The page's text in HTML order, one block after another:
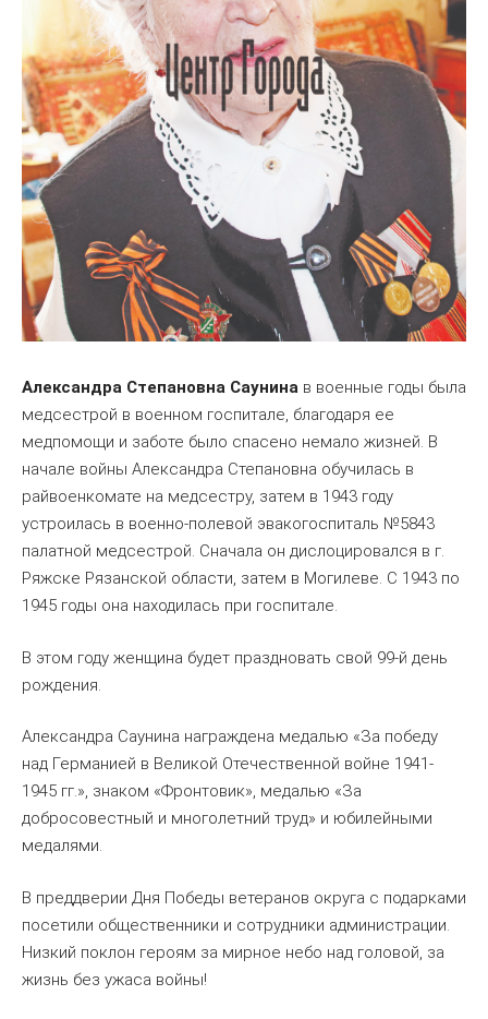
Александра Степановна Саунина в военные годы была
медсестрой в военном госпитале, благодаря ее
медпомощи и заботе было спасено немало жизней. В
начале войны Александра Степановна обучилась в
райвоенкомате на медсестру, затем в 1943 году
устроилась в военно-полевой эвакогоспиталь №5843
палатной медсестрой. Сначала он дислоцировался в г.
Ряжске Рязанской области, затем в Могилеве. С 1943 по
1945 годы она находилась при госпитале.
В этом году женщина будет праздновать свой 99-й день
рождения.
Александра Саунина награждена медалью «За победу
над Германией в Великой Отечественной войне 1941-
1945 гг.», знаком «Фронтовик», медалью «За
добросовестный и многолетний труд» и юбилейными
медалями.
В преддверии Дня Победы ветеранов округа с подарками
посетили общественники и сотрудники администрации.
Низкий поклон героям за мирное небо над головой, за
жизнь без ужаса войны!